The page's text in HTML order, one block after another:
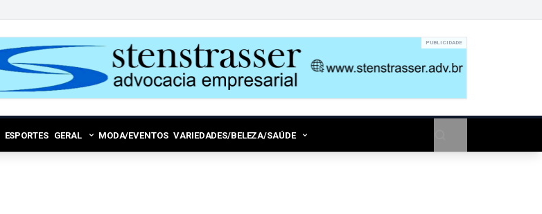
PUBLICIDADE
ESPORTES GERAL MODA/EVENTOS VARIEDADES/BELEZA/SAÚDE